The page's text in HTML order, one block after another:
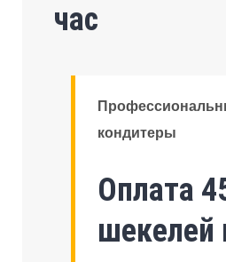
час
кондитеры
Оплата
шекелей